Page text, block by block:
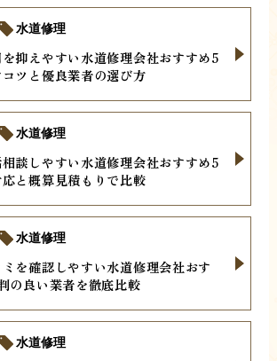
抑えやすい水道修理会社おすすめ5
ツと優良業者の選び方
水道修理
談しやすい水道修理会社おすすめ5
と概算見積もりで比較
水道修理
を確認しやすい水道修理会社おす
の良い業者を徹底比較
水道修理
水道修理